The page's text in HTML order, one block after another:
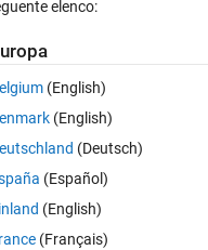
to read dicom image and
example i did'nt get
elenco:
(English)
(English)
(Deutsch)
(Español)
(English)
(Français)